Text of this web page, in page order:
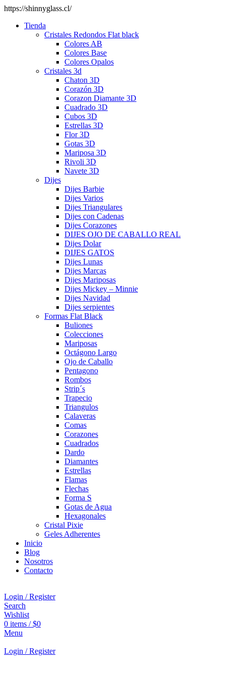
https://shinnyglass.cl/
Tienda
Cristales Redondos Flat black
Colores AB
Colores Base
Colores Opalos
Cristales 3d
Chaton 3D
Corazón 3D
Corazon Diamante 3D
Cuadrado 3D
Cubos 3D
Estrellas 3D
Flor 3D
Gotas 3D
Mariposa 3D
Rivoli 3D
Navete 3D
Dijes
Dijes Barbie
Dijes Varios
Dijes Triangulares
Dijes con Cadenas
Dijes Corazones
DIJES OJO DE CABALLO REAL
Dijes Dolar
DIJES GATOS
Dijes Lunas
Dijes Marcas
Dijes Mariposas
Dijes Mickey – Minnie
Dijes Navidad
Dijes serpientes
Formas Flat Black
Buliones
Colecciones
Mariposas
Octágono Largo
Ojo de Caballo
Pentagono
Rombos
Strip´s
Trapecio
Triangulos
Calaveras
Comas
Corazones
Cuadrados
Dardo
Diamantes
Estrellas
Flamas
Flechas
Forma S
Gotas de Agua
Hexagonales
Cristal Pixie
Geles Adherentes
Inicio
Blog
Nosotros
Contacto
Login / Register
Search
Wishlist
0 items / $0
Menu
Login / Register